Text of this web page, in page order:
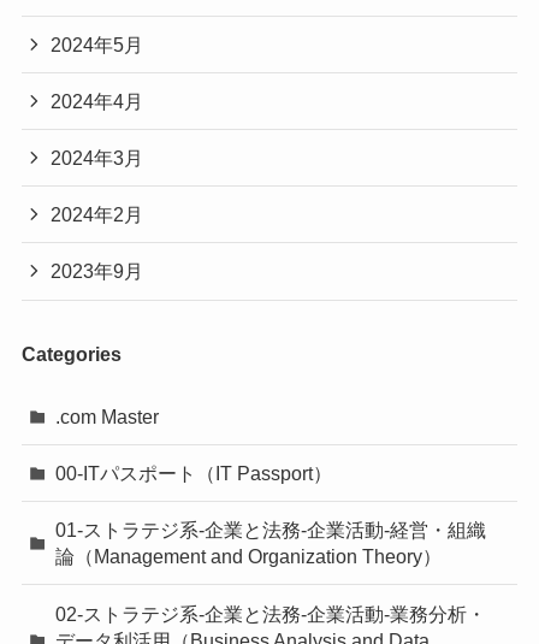
2024年5月
2024年4月
2024年3月
2024年2月
2023年9月
Categories
.com Master
00-ITパスポート（IT Passport）
01-ストラテジ系-企業と法務-企業活動-経営・組織
論（Management and Organization Theory）
02-ストラテジ系-企業と法務-企業活動-業務分析・